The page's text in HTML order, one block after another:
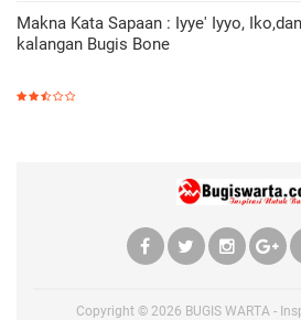
Makna Kata Sapaan : Iyye' Iyyo,
kalangan Bugis Bone
Copyright © 2026 BUGIS WARTA -